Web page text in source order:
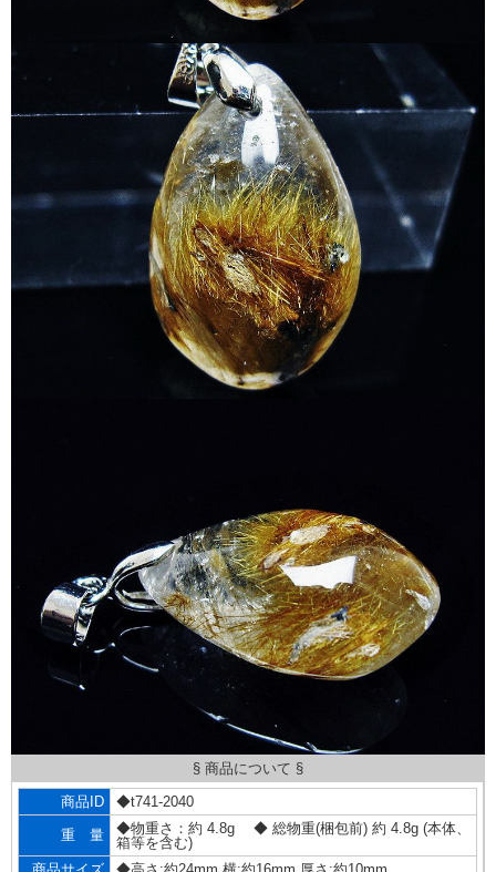
§ 商品について §
商品ID
◆t741-2040
重 量
◆物重さ：約 4.8g ◆ 総物重(梱包前) 約 4.8g (本体、
箱等を含む)